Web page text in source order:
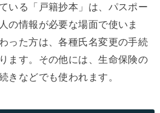
いる「戸籍抄本」は、パスポー
の情報が必要な場面で使いま
った方は、各種氏名変更の手続
ます。その他には、生命保険の
きなどでも使われます。